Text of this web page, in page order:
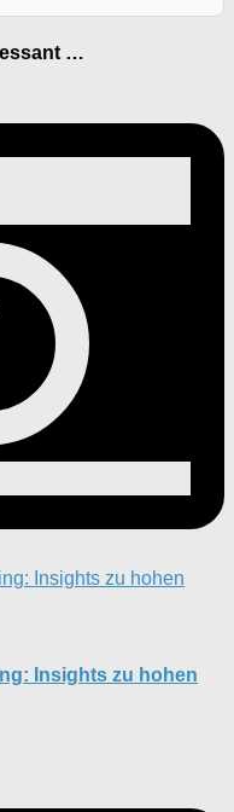
…
Insights zu hohen